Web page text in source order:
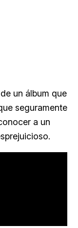
un álbum que
seguramente
a un